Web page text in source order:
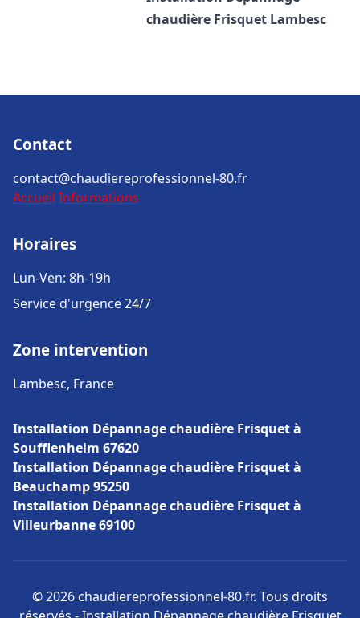
chaudière Frisquet Lambesc
Contact
contact@chaudiereprofessionnel-80.fr
Accueil Informations
Horaires
Lun-Ven: 8h-19h
Service d'urgence 24/7
Zone intervention
Lambesc, France
Installation Dépannage chaudière Frisquet à
Soufflenheim 67620
Installation Dépannage chaudière Frisquet à
Beauchamp 95250
Installation Dépannage chaudière Frisquet à
Villeurbanne 69100
© 2026 chaudiereprofessionnel-80.fr. Tous droits